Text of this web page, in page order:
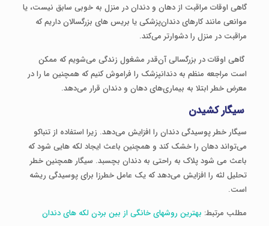
گاهی اوقات مراقبت از دهان و دندان در منزل به‌ خوبی سابق نیست، یا
موانعی مانند کارهای دندان‌پزشکی یا بریس های بزرگسالان داریم که
مراقبت در منزل را دشوارتر می‌کند.
گاهی اوقات در بزرگسالی آن‌قدر مشغول زندگی می‌شویم که ممکن
است مراجعه منظم به دندانپزشک را فراموش کنیم که همچنین ما را در
معرض خطر ابتلا به بیماری‌های دهان و دندان قرار می‌دهد.
سیگار کشیدن
سیگار خطر پوسیدگی دندان را افزایش می‌دهد. زیرا استفاده از تنباکو
می‌تواند دهان را خشک کند و همچنین باعث ایجاد لکه هایی شود که
باعث می شود پلاک به ‌راحتی به دندان بچسبد. سیگار همچنین خطر
تحلیل لثه را افزایش می‌دهد که یک عامل خطرزا برای پوسیدگی ریشه
است.
مطلب مرتبط: بهترین روشهای خانگی از بین بردن لکه های دندان